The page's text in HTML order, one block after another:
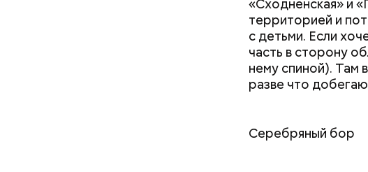
«Сходненская» и
территорией и
с детьми. Если
часть в сторону
нему спиной). Там
разве что
Серебряный бор